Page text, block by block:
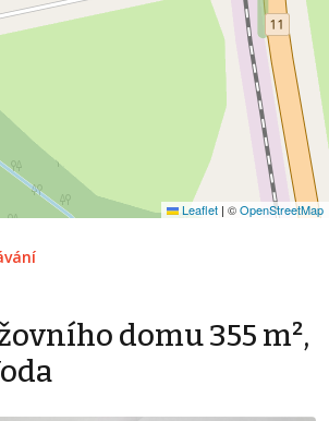
Leaflet | ©OpenStreetMap
domu 355 m²,